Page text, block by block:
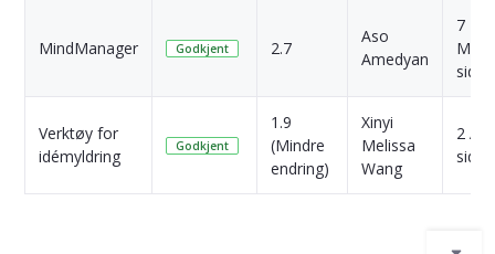
MindManager Godkjent 2.7
Aso
Amedyan
7
siden
Verktøy for
idémyldring
Godkjent
1.9
(Mindre
endring)
Xinyi
Melissa
Wang
2 År
siden